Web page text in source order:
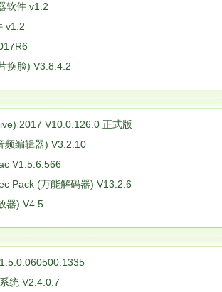
软件 v1.2
v1.2
换脸) V3.8.4.2
2017 V10.0.126.0 正式版
频编辑器) V3.2.10
V1.5.6.566
Pack (万能解码器) V13.2.6
器) V4.5
统 V2.4.0.7